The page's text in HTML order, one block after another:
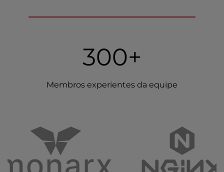
300+
Membros experientes da equipe